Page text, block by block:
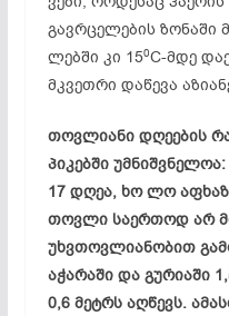
გავრ­ცე­ლე­ბის ზო­ნა­ში
ლებ­ში კი 150C-მდე
მკვეთ­რი და­წე­ვა
თოვ­ლი­ა­ნი დღე­ებ­ის
პი­კებ­ში
17 დღეა, ხო ლო
თოვ­ლი სა­ერ­თოდ არ
უხვ­თოვ­ლი­ან­ობ­ით
აჭ­არ­ა­ში და გუ­რი­ა­ში
0,6 მეტრს აღ­წევს.